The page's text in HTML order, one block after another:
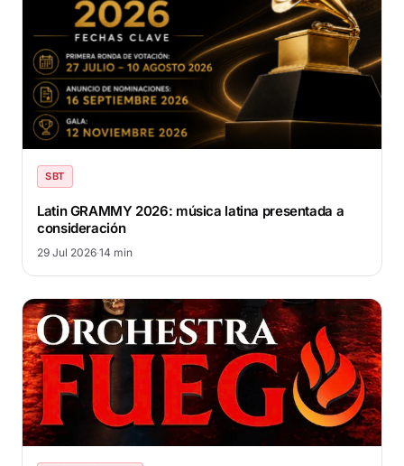
SBT
Latin GRAMMY 2026: música latina presentada a
consideración
29 Jul 2026·14 min